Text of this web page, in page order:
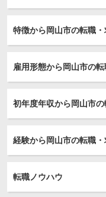
特徴から岡山市の転職
雇用形態から岡山市の
初年度年収から岡山市
経験から岡山市の転職
転職ノウハウ